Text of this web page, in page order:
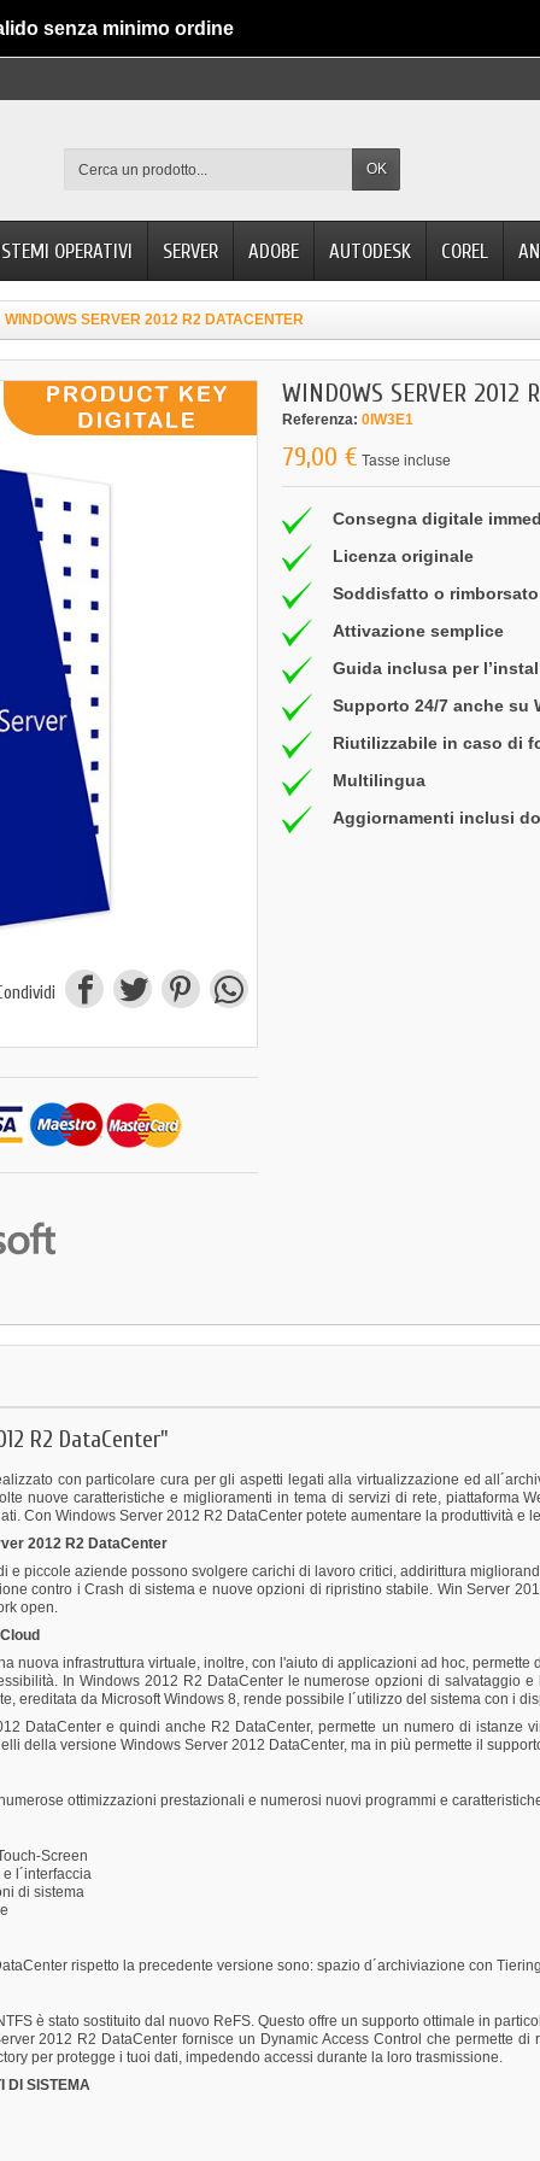
senza minimo ordine
OK
OPERATIVI SERVER ADOBE AUTODESK COREL
WINDOWS SERVER 2012 R2 DATACENTER
WINDOWS SERVER 2012
Referenza: 0IW3E1
79,00 € Tasse incluse
Consegna digitale
Licenza originale
Soddisfatto o
Attivazione semplice
Guida inclusa per
Supporto 24/7 anche su
Riutilizzabile in caso di
Multilingua
Aggiornamenti inclusi
R2 DataCenter"
con particolare cura per gli aspetti legati alla virtualizzazione ed
nuove caratteristiche e miglioramenti in tema di servizi di rete, piattaforma
Con Windows Server 2012 R2 DataCenter potete aumentare la produttività e
2012 R2 DataCenter
piccole aziende possono svolgere carichi di lavoro critici, addirittura
contro i Crash di sistema e nuove opzioni di ripristino stabile. Win Server
open.
nuova infrastruttura virtuale, inoltre, con l'aiuto di applicazioni ad hoc,
In Windows 2012 R2 DataCenter le numerose opzioni di salvataggio
ereditata da Microsoft Windows 8, rende possibile l´utilizzo del sistema con i
DataCenter e quindi anche R2 DataCenter, permette un numero di istanze
della versione Windows Server 2012 DataCenter, ma in più permette il
ottimizzazioni prestazionali e numerosi nuovi programmi e
Screen
l´interfaccia
di sistema
rispetto la precedente versione sono: spazio d´archiviazione con
è stato sostituito dal nuovo ReFS. Questo offre un supporto ottimale in
2012 R2 DataCenter fornisce un Dynamic Access Control che permette
per protegge i tuoi dati, impedendo accessi durante la loro trasmissione.
DI SISTEMA